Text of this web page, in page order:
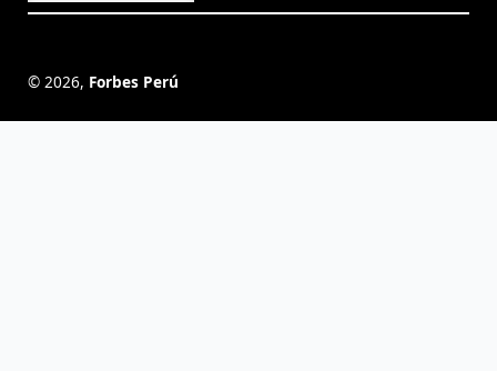
© 2026, Forbes Perú